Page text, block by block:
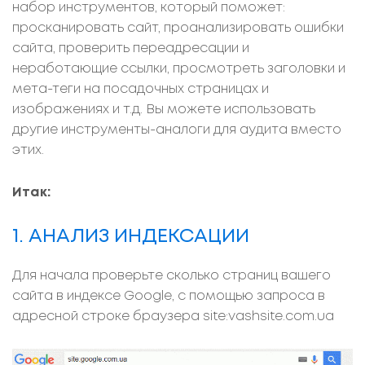
набор инструментов, который поможет:
просканировать сайт, проанализировать ошибки
сайта, проверить переадресации и
неработающие ссылки, просмотреть заголовки и
мета-теги на посадочных страницах и
изображениях и т.д. Вы можете использовать
другие инструменты-аналоги для аудита вместо
этих.
Итак:
1. АНАЛИЗ ИНДЕКСАЦИИ
Для начала проверьте сколько страниц вашего
сайта в индексе Google, с помощью запроса в
адресной строке браузера site:vashsite.com.ua